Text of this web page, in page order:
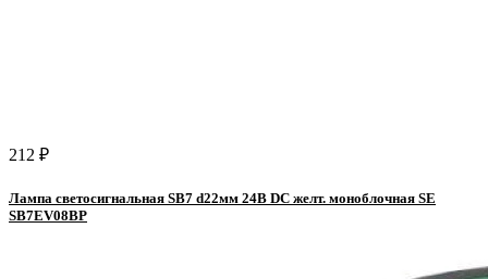
212 ₽
Лампа светосигнальная SB7 d22мм 24В DC желт. моноблочная SE
SB7EV08BP